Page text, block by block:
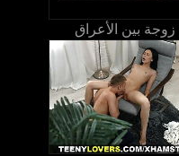
زوجة بين الأعراق